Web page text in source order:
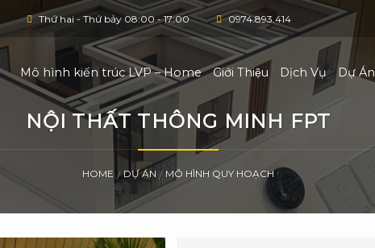
Thứ hai - Thứ bảy 08:00 - 17:00 0974.893.414
Mô hình kiến trúc LVP – Home Giới Thiệu Dịch Vụ Dự Án
NỘI THẤT THÔNG MINH FPT
HOME / DỰ ÁN / MÔ HÌNH QUY HOẠCH